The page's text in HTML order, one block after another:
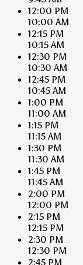
12:00 PM
10:00 AM
12:15 PM
10:15 AM
12:30 PM
10:30 AM
12:45 PM
10:45 AM
1:00 PM
11:00 AM
1:15 PM
11:15 AM
1:30 PM
11:30 AM
1:45 PM
11:45 AM
2:00 PM
12:00 PM
2:15 PM
12:15 PM
2:30 PM
12:30 PM
2:45 PM